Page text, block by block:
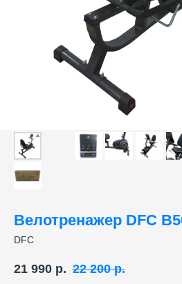
Велотренажер DFC
DFC
21 990 р. 22 200 р.